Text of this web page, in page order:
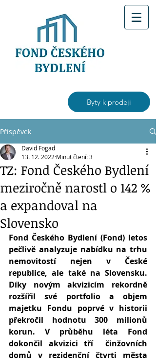
Byty k prodeji
Příspěvek
TZ: Fond Českého Bydlení
meziročně narostl o 142 %
a expandoval na
Slovensko
David Fogad
13. 12. 2022 Minut čtení: 3
Fond Českého Bydlení (Fond) letos
pečlivě analyzuje nabídku na trhu
nemovitostí nejen v České
republice, ale také na Slovensku.
Díky novým akvizicím rekordně
rozšířil své portfolio a objem
majetku Fondu poprvé v historii
překročil hodnotu 300 milionů
korun. V průběhu léta Fond
dokončil akvizici tří  činžovních
domů v rezidenční čtvrti města